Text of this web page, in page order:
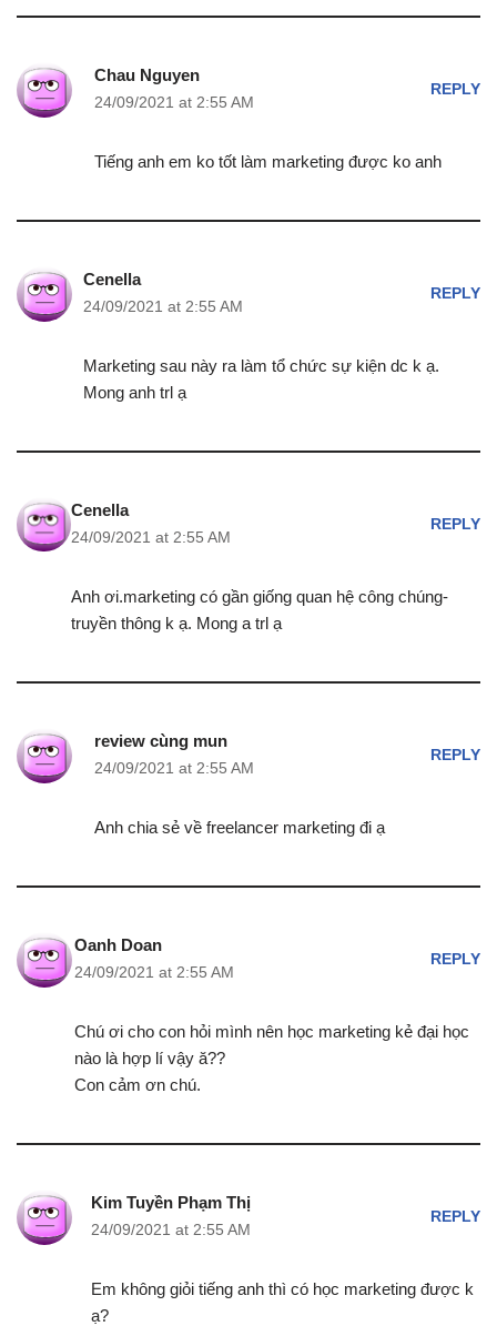
Chau Nguyen
24/09/2021 at 2:55 AM
REPLY
Tiếng anh em ko tốt làm marketing được ko anh
Cenella
24/09/2021 at 2:55 AM
REPLY
Marketing sau này ra làm tổ chức sự kiện dc k ạ.
Mong anh trl ạ
Cenella
24/09/2021 at 2:55 AM
REPLY
Anh ơi.marketing có gần giống quan hệ công chúng-
truyền thông k ạ. Mong a trl ạ
review cùng mun
24/09/2021 at 2:55 AM
REPLY
Anh chia sẻ về freelancer marketing đi ạ
Oanh Doan
24/09/2021 at 2:55 AM
REPLY
Chú ơi cho con hỏi mình nên học marketing kẻ đại học
nào là hợp lí vậy ă??
Con cảm ơn chú.
Kim Tuyền Phạm Thị
24/09/2021 at 2:55 AM
REPLY
Em không giỏi tiếng anh thì có học marketing được k
ạ?